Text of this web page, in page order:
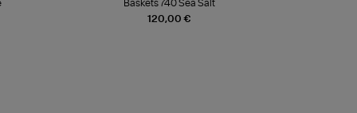
120,00 €
Baskets 740 Sea Salt